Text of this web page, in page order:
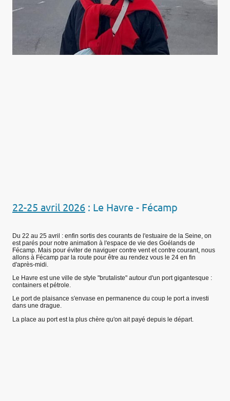
22-25 avril 2026 : Le Havre - Fécamp
Du 22 au 25 avril : enfin sortis des courants de l'estuaire de la Seine, on
est parés pour notre animation à l'espace de vie des Goélands de
Fécamp. Mais pour éviter de naviguer contre vent et contre courant, nous
allons à Fécamp par la route pour être au rendez vous le 24 en fin
d'après-midi.
Le Havre est une ville de style "brutaliste" autour d'un port gigantesque :
containers et pétrole.
Le port de plaisance s'envase en permanence du coup le port a investi
dans une drague.
La place au port est la plus chère qu'on ait payé depuis le départ.